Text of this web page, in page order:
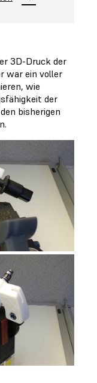
3D-Druck der
war ein voller
wie
der
bisherigen